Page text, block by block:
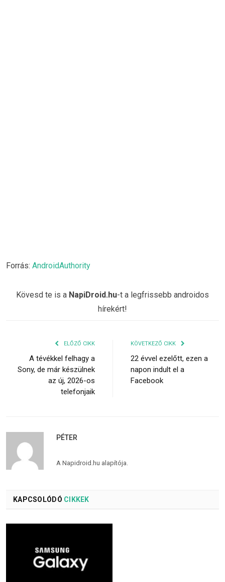
Forrás: AndroidAuthority
Kövesd te is a NapiDroid.hu-t a legfrissebb androidos
hírekért!
ELŐZŐ CIKK
A tévékkel felhagy a
Sony, de már készülnek
az új, 2026-os
telefonjaik
KÖVETKEZŐ CIKK
22 évvel ezelőtt, ezen a
napon indult el a
Facebook
PÉTER
A Napidroid.hu alapítója.
KAPCSOLÓDÓ CIKKEK